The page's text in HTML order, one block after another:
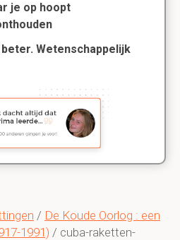
/ De Koude Oorlog : een
1991) / cuba-raketten-
je op hoopt
Wetenschappelijk